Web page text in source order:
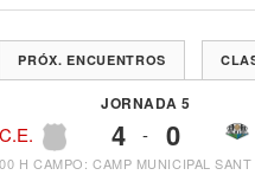
PRÓX. ENCUENTROS
JORNADA 5
4 - 0
H CAMPO: CAMP MUNICIPAL